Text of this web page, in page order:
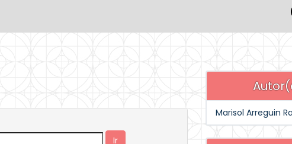
Marisol Arreguin